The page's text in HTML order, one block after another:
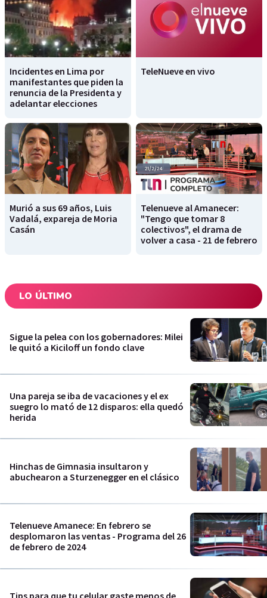
Incidentes en Lima por
manifestantes que piden la
renuncia de la Presidenta y
adelantar elecciones
TeleNueve en vivo
Murió a sus 69 años, Luis
Vadalá, expareja de Moria
Casán
Telenueve al Amanecer:
"Tengo que tomar 8
colectivos", el drama de
volver a casa - 21 de febrero
LO ÚLTIMO
Sigue la pelea con los gobernadores: Milei
le quitó a Kiciloff un fondo clave
Una pareja se iba de vacaciones y el ex
suegro lo mató de 12 disparos: ella quedó
herida
Hinchas de Gimnasia insultaron y
abuchearon a Sturzenegger en el clásico
Telenueve Amanece: En febrero se
desplomaron las ventas - Programa del 26
de febrero de 2024
Tips para que tu celular gaste menos de